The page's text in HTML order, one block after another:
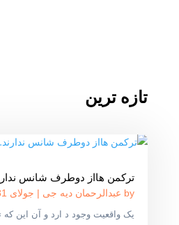
تازه ترین
ترکمن هااز دوطرف شانس
by عبدالرحمان دیه جی | جولای 31, 2026
یک واقعیت وجود د ارد و آن این